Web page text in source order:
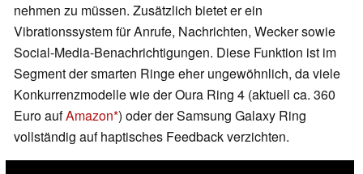
nehmen zu müssen. Zusätzlich bietet er ein
Vibrationssystem für Anrufe, Nachrichten, Wecker sowie
Social-Media-Benachrichtigungen. Diese Funktion ist im
Segment der smarten Ringe eher ungewöhnlich, da viele
Konkurrenzmodelle wie der Oura Ring 4 (aktuell ca. 360
Euro aufAmazon ) oder der Samsung Galaxy Ring
vollständig auf haptisches Feedback verzichten.